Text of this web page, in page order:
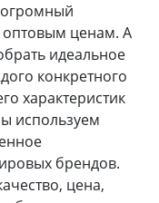
оптовым ценам. А
идеальное
конкретного
характеристик
используем
брендов.
цена,